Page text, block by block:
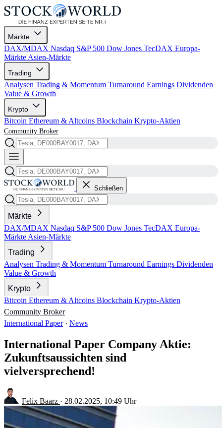
Märkte
DAX/MDAX Nasdaq S&P 500 Dow Jones TecDAX Europa-
Märkte Asien-Märkte
Trading
Analysen Trading & Momentum Turnaround Earnings Dividenden
Value & Growth
Krypto
Bitcoin Ethereum & Altcoins Blockchain Krypto-Aktien
Community Broker
Schließen
Märkte
DAX/MDAX Nasdaq S&P 500 Dow Jones TecDAX Europa-
Märkte Asien-Märkte
Trading
Analysen Trading & Momentum Turnaround Earnings Dividenden
Value & Growth
Krypto
Bitcoin Ethereum & Altcoins Blockchain Krypto-Aktien
Community Broker
International Paper · News
International Paper Company Aktie:
Zukunftsaussichten sind
vielversprechend!
Felix Baarz · 28.02.2025, 10:49 Uhr